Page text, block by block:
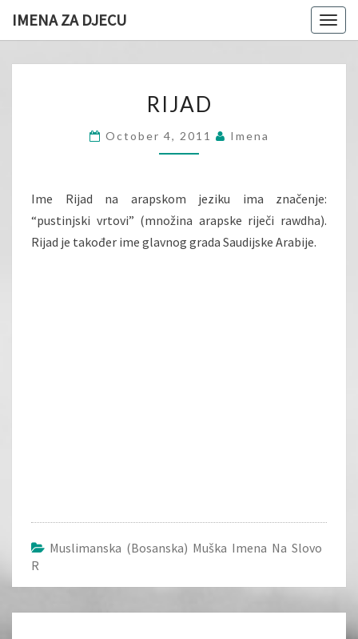
IMENA ZA DJECU
RIJAD
October 4, 2011 Imena
Ime Rijad na arapskom jeziku ima značenje:
“pustinjski vrtovi” (množina arapske riječi rawdha).
Rijad je također ime glavnog grada Saudijske Arabije.
Muslimanska (bosanska) Muška Imena Na Slovo
R